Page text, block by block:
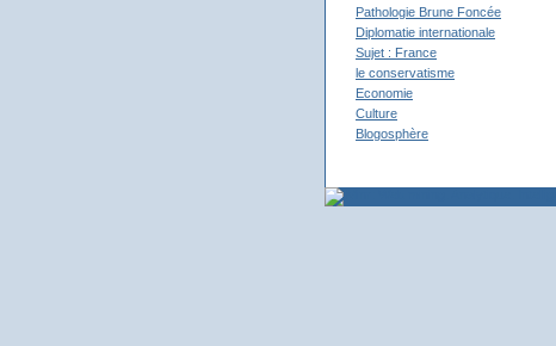
Pathologie Brune Foncée
Diplomatie internationale
Sujet : France
le conservatisme
Economie
Culture
Blogosphère